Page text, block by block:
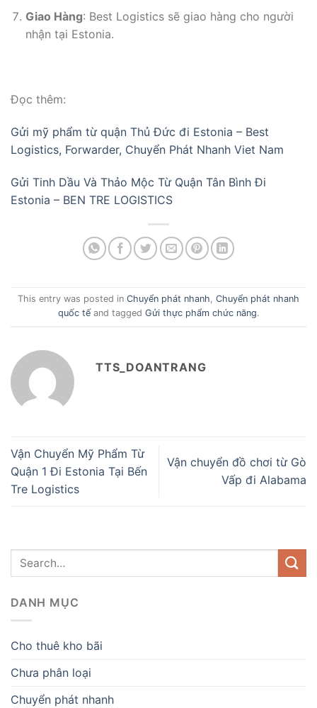
Giao Hàng: Best Logistics sẽ giao hàng cho người
nhận tại Estonia.
Đọc thêm:
Gửi mỹ phẩm từ quận Thủ Đức đi Estonia – Best
Logistics, Forwarder, Chuyển Phát Nhanh Viet Nam
Gửi Tinh Dầu Và Thảo Mộc Từ Quận Tân Bình Đi
Estonia – BEN TRE LOGISTICS
This entry was posted in Chuyển phát nhanh, Chuyển phát nhanh
quốc tếand tagged Gửi thực phẩm chức năng.
TTS_DOANTRANG
Vận Chuyển Mỹ Phẩm Từ
Quận 1 Đi Estonia Tại Bến
Tre Logistics
Vận chuyển đồ chơi từ Gò
Vấp đi Alabama
DANH MỤC
Cho thuê kho bãi
Chưa phân loại
Chuyển phát nhanh